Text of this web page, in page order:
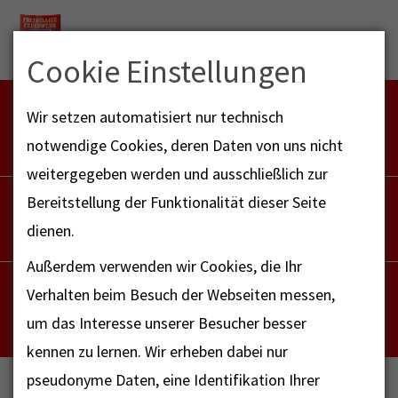
Menu
FEUERWEHR NOTFALL-RETTUNGSDIENST
112
POLIZEI
NOTRUF - FAX FÜR HÖRBEHINDERTE
112
Cookie Einstellungen
Wir setzen automatisiert nur technisch
notwendige Cookies, deren Daten von uns nicht
weitergegeben werden und ausschließlich zur
Bereitstellung der Funktionalität dieser Seite
dienen.
Außerdem verwenden wir Cookies, die Ihr
Verhalten beim Besuch der Webseiten messen,
um das Interesse unserer Besucher besser
kennen zu lernen. Wir erheben dabei nur
pseudonyme Daten, eine Identifikation Ihrer